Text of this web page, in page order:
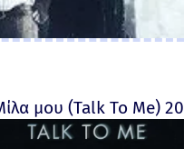
Mansion) - 2023
μου (Talk To Me)